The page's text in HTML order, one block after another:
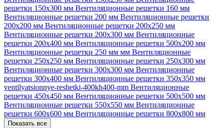
решетки 150х300 мм Вентиляционные решетки 160 мм
Вентиляционные решетки 200 мм Вентиляционные решетки
200х200 мм Вентиляционные решетки 200х250 мм
Вентиляционные решетки 200х300 мм Вентиляционные
решетки 200х400 мм Вентиляционные решетки 500х200 мм
Вентиляционные решетки 250 мм мм Вентиляционные
решетки 250х250 мм Вентиляционные решетки 250х300 мм
Вентиляционные решетки 300х300 мм Вентиляционные
решетки 300х400 мм Вентиляционные решетки 350х350 мм
ventilyatsionnye-reshetki-400kh400-mm Вентиляционные
решетки 450х450 мм Вентиляционные решетки 500х500 мм
Вентиляционные решетки 550х550 мм Вентиляционные
решетки 600х600 мм Вентиляционные решетки 800х800 мм
Показать все